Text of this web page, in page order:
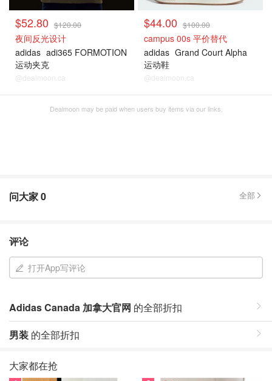
$52.80 $120.00
夜间反光设计
adidas adi365 FORMOTION
运动夹克
@dealmoon.ca
$44.00 $100.00
campus 00s 平价替代
adidas Grand Court Alpha
运动鞋
@dealmoon.ca
Dealmoon may be paid when users buy items via our links.
问大家0 全部
评论
打开App写评论
Adidas Canada 加拿大官网 的全部折扣
男装 的全部折扣
大家都在抢